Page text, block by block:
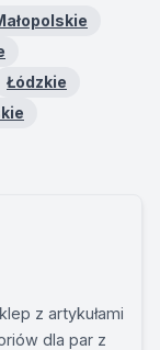
Łódzkie
z artykułami
dla par z